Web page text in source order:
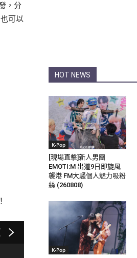
，分
可以
HOT NEWS
K-Pop
[現場直擊]新人男團
EMOTI:M 出道9日即旋風
襲港 FM大騷個人魅力吸粉
絲 (260808)
K-Pop